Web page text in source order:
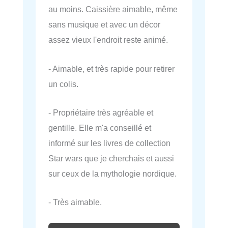
au moins. Caissière aimable, même
sans musique et avec un décor
assez vieux l'endroit reste animé.
- Aimable, et très rapide pour retirer
un colis.
- Propriétaire très agréable et
gentille. Elle m'a conseillé et
informé sur les livres de collection
Star wars que je cherchais et aussi
sur ceux de la mythologie nordique.
- Très aimable.